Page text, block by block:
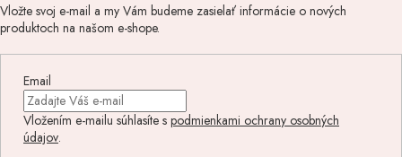
Vložte svoj e-mail a my Vám budeme zasielať informácie o nových
produktoch na našom e-shope.
Email
Vložením e-mailu súhlasíte s podmienkami ochrany osobných
údajov.